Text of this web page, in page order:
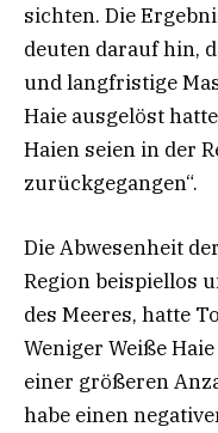
sichten. Die
deuten darauf hin,
und langfristige
Haie ausgelöst
Haien seien in der
zurückgegangen“.
Die Abwesenheit
Region beispiellos
des Meeres, hatte
Weniger Weiße
einer größeren
habe einen